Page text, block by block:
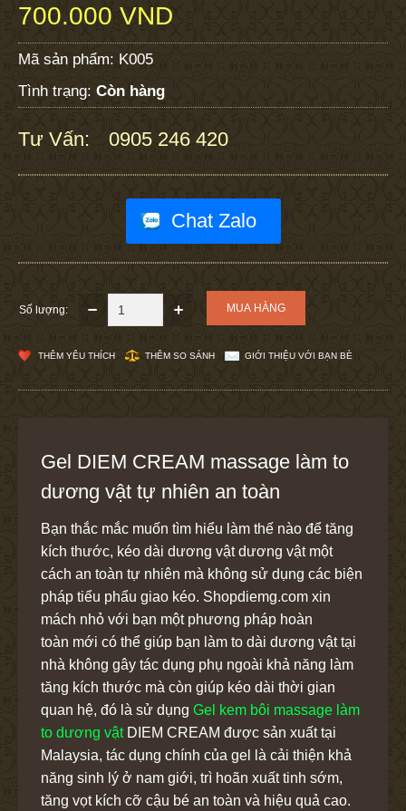
700.000 VND
Mã sản phẩm: K005
Tình trạng: Còn hàng
Tư Vấn: 0905 246 420
Chat Zalo
Số lượng:
THÊM YÊU THÍCH THÊM SO SÁNH GIỚI THIỆU VỚI BẠN BÈ
Gel DIEM CREAM massage làm to
dương vật tự nhiên an toàn
Bạn thắc mắc muốn tìm hiểu làm thế nào để tăng
kích thước, kéo dài dương vật dương vật một
cách an toàn tự nhiên mà không sử dụng các biện
pháp tiểu phẩu giao kéo. Shopdiemg.com xin
mách nhỏ với bạn một phương pháp hoàn
toàn mới có thể giúp bạn làm to dài dương vật tại
nhà không gây tác dụng phụ ngoài khả năng làm
tăng kích thước mà còn giúp kéo dài thời gian
quan hệ, đó là sử dụng Gel kem bôi massage làm
to dương vậtDIEM CREAM được sản xuất tại
Malaysia, tác dụng chính của gel là cải thiện khả
năng sinh lý ở nam giới, trì hoãn xuất tinh sớm,
tăng vọt kích cỡ cậu bé an toàn và hiệu quả cao.